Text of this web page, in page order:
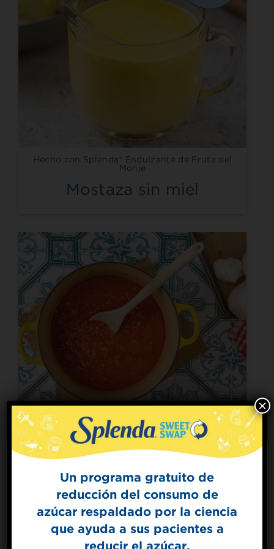
Hecho con Splenda® Endulzante de Fruta del
Monje
Mostaza sin miel
Hecho con Splenda® Endulzante Original
Salsa marinara casera
Un programa gratuito de
reducción del consumo de
azúcar respaldado por la ciencia
que ayuda a sus pacientes a
reducir el azúcar.
×
Sign Up for
The Sweet Dish
Get mouth-watering recipes from the